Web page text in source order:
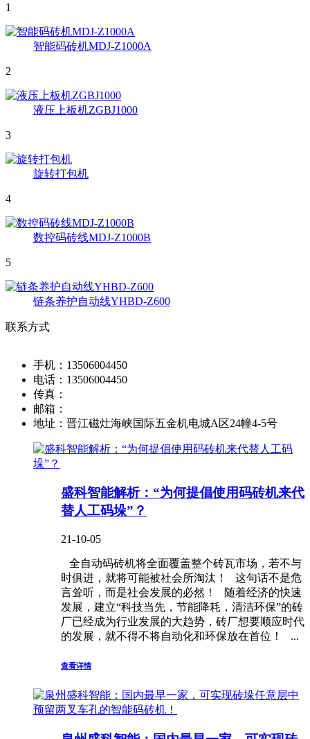
1
智能码砖机MDJ-Z1000A
2
液压上板机ZGBJ1000
3
旋转打包机
4
数控码砖线MDJ-Z1000B
5
链条养护自动线YHBD-Z600
联系方式
手机： 13506004450
电话： 13506004450
传真：
邮箱：
地址： 晋江磁灶海峡国际五金机电城A区24幢4-5号
盛科智能解析：“为何提倡使用码砖机来代
替人工码垛”？
21-10-05
全自动码砖机将全面覆盖整个砖瓦市场，若不与
时俱进，就将可能被社会所淘汰！ 这句话不是危
言耸听，而是社会发展的必然！ 随着经济的快速
发展，建立“科技当先，节能降耗，清洁环保”的砖
厂已经成为行业发展的大趋势，砖厂想要顺应时代
的发展，就不得不将自动化和环保放在首位！ ...
查看详情